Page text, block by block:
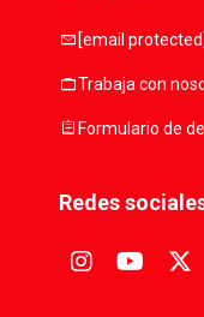
mail [email protected]
workTrabaja con
assignmentFormulario de
Redes